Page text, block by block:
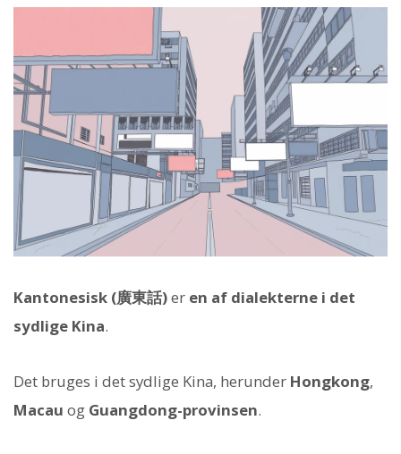
Kantonesisk (廣東話)er en af dialekterne i det
sydlige Kina.
Det bruges i det sydlige Kina, herunder Hongkong,
Macau og Guangdong-provinsen.